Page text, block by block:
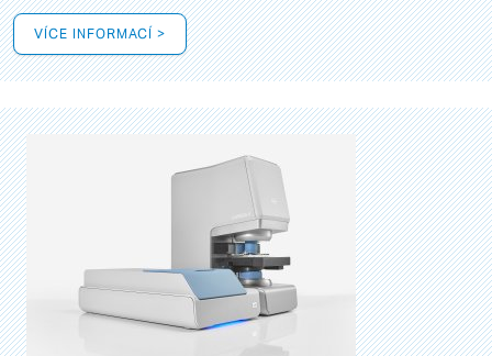
VÍCE INFORMACÍ >